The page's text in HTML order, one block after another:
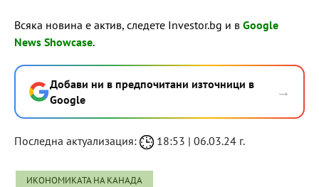
Всяка новина е актив, следете Investor.bg и в Google
News Showcase.
Добави ни в предпочитани източници в
Google
→
Последна актуализация: 18:53 | 06.03.24 г.
ИКОНОМИКАТА НА КАНАДА